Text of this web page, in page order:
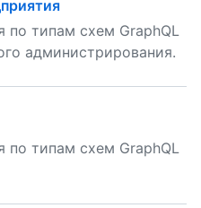
по типам схем GraphQL
администрирования.
по типам схем GraphQL